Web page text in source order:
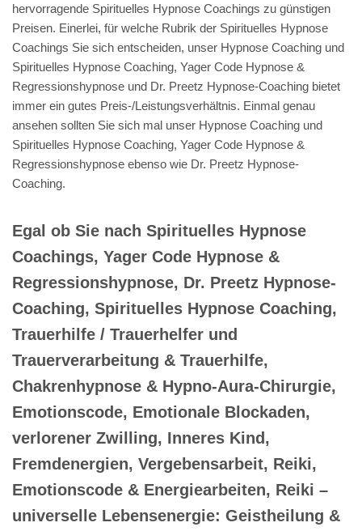
hervorragende Spirituelles Hypnose Coachings zu günstigen
Preisen. Einerlei, für welche Rubrik der Spirituelles Hypnose
Coachings Sie sich entscheiden, unser Hypnose Coaching und
Spirituelles Hypnose Coaching, Yager Code Hypnose &
Regressionshypnose und Dr. Preetz Hypnose-Coaching bietet
immer ein gutes Preis-/Leistungsverhältnis. Einmal genau
ansehen sollten Sie sich mal unser Hypnose Coaching und
Spirituelles Hypnose Coaching, Yager Code Hypnose &
Regressionshypnose ebenso wie Dr. Preetz Hypnose-
Coaching.
Egal ob Sie nach Spirituelles Hypnose
Coachings, Yager Code Hypnose &
Regressionshypnose, Dr. Preetz Hypnose-
Coaching, Spirituelles Hypnose Coaching,
Trauerhilfe / Trauerhelfer und
Trauerverarbeitung & Trauerhilfe,
Chakrenhypnose & Hypno-Aura-Chirurgie,
Emotionscode, Emotionale Blockaden,
verlorener Zwilling, Inneres Kind,
Fremdenergien, Vergebensarbeit, Reiki,
Emotionscode & Energiearbeiten, Reiki –
universelle Lebensenergie: Geistheilung &